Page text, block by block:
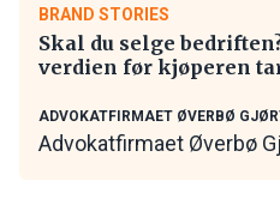
BRAND STORIES
Skal du selge
verdien før kjøperen
ADVOKATFIRMAET ØVERBØ
Advokatfirmaet Øverbø